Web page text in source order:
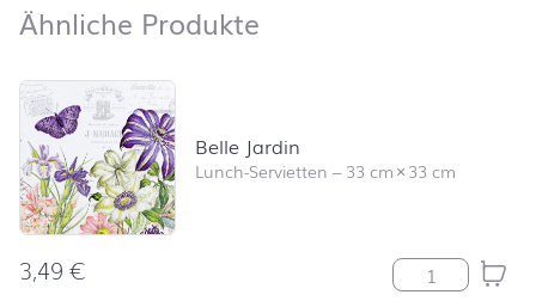
Ähnliche Produkte
Produktliste überspringen und zum Filter springen
Belle Jardin
Lunch-Servietten –33 cm×33 cm
3,49€ Belle Jardin